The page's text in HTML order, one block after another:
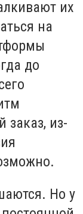
их
на
до
заказ, из-
Но у